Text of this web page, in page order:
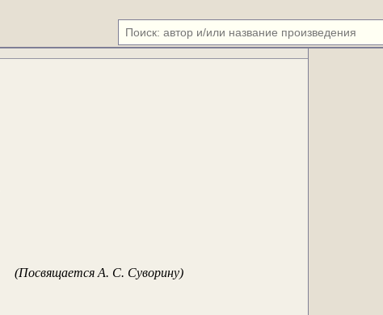
(Посвящается А. С. Суворину)